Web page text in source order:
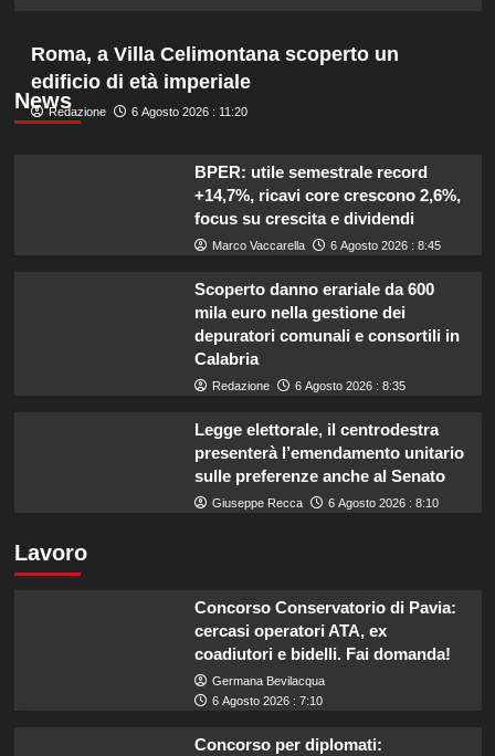
News
Roma, a Villa Celimontana scoperto un
edificio di età imperiale
Redazione 6 Agosto 2026 : 11:20
BPER: utile semestrale record
+14,7%, ricavi core crescono 2,6%,
focus su crescita e dividendi
Marco Vaccarella 6 Agosto 2026 : 8:45
Scoperto danno erariale da 600
mila euro nella gestione dei
depuratori comunali e consortili in
Calabria
Redazione 6 Agosto 2026 : 8:35
Legge elettorale, il centrodestra
presenterà l’emendamento unitario
sulle preferenze anche al Senato
Giuseppe Recca 6 Agosto 2026 : 8:10
Lavoro
Concorso Conservatorio di Pavia:
cercasi operatori ATA, ex
coadiutori e bidelli. Fai domanda!
Germana Bevilacqua
6 Agosto 2026 : 7:10
Concorso per diplomati: